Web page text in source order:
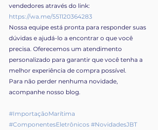
vendedores através do link:
https://wa.me/551120364283
Nossa equipe está pronta para responder suas
dúvidas e ajudá-lo a encontrar o que você
precisa. Oferecemos um atendimento
personalizado para garantir que você tenha a
melhor experiência de compra possível.
Para não perder nenhuma novidade,
acompanhe nosso blog.
#ImportaçãoMarítima
#ComponentesEletrônicos #NovidadesJBT